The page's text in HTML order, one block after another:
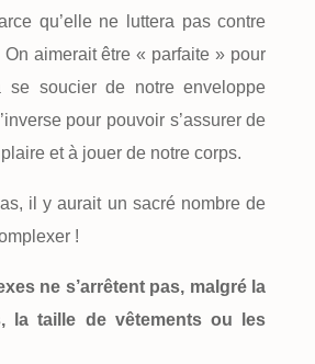
qu’elle ne luttera pas contre
aimerait être « parfaite » pour
soucier de notre enveloppe
pour pouvoir s’assurer de
et à jouer de notre corps.
il y aurait un sacré nombre de
!
ne s’arrêtent pas, malgré la
la taille de vêtements ou les